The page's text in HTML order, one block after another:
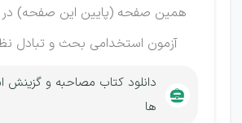
همین صفحه (پایین این صفحه)
آزمون استخدامی بحث و تبادل
دانلود کتاب مصاحبه و گزینش
ها